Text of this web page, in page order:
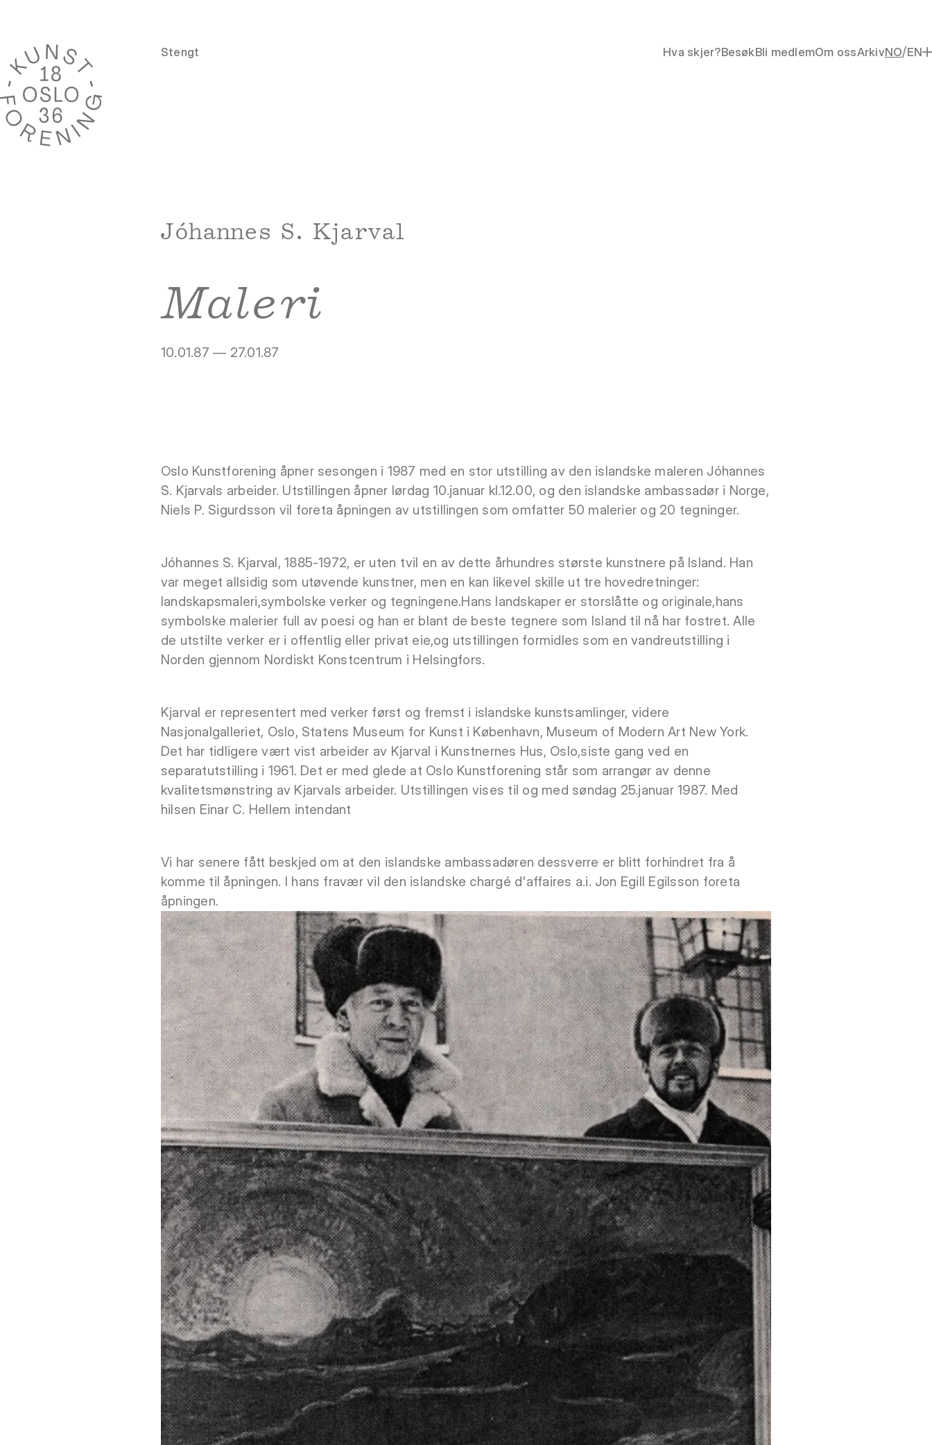
Stengt Hva skjer?BesøkBli medlemOm ossArkivNO/EN
Jóhannes S. Kjarval
Maleri
10.01.87 — 27.01.87
Oslo Kunstforening åpner sesongen i 1987 med en stor utstilling av den islandske maleren Jóhannes
S. Kjarvals arbeider. Utstillingen åpner lørdag 10.januar kl.12.00, og den islandske ambassadør i Norge,
Niels P. Sigurdsson vil foreta åpningen av utstillingen som omfatter 50 malerier og 20 tegninger.
Jóhannes S. Kjarval, 1885-1972, er uten tvil en av dette århundres største kunstnere på Island. Han
var meget allsidig som utøvende kunstner, men en kan likevel skille ut tre hovedretninger:
landskapsmaleri,symbolske verker og tegningene.Hans landskaper er storslåtte og originale,hans
symbolske malerier full av poesi og han er blant de beste tegnere som Island til nå har fostret. Alle
de utstilte verker er i offentlig eller privat eie,og utstillingen formidles som en vandreutstilling i
Norden gjennom Nordiskt Konstcentrum i Helsingfors.
Kjarval er representert med verker først og fremst i islandske kunstsamlinger, videre
Nasjonalgalleriet, Oslo, Statens Museum for Kunst i København, Museum of Modern Art New York.
Det har tidligere vært vist arbeider av Kjarval i Kunstnernes Hus, Oslo,siste gang ved en
separatutstilling i 1961. Det er med glede at Oslo Kunstforening står som arrangør av denne
kvalitetsmønstring av Kjarvals arbeider. Utstillingen vises til og med søndag 25.januar 1987. Med
hilsen Einar C. Hellem intendant
Vi har senere fått beskjed om at den islandske ambassadøren dessverre er blitt forhindret fra å
komme til åpningen. I hans fravær vil den islandske chargé d'affaires a.i. Jon Egill Egilsson foreta
åpningen.